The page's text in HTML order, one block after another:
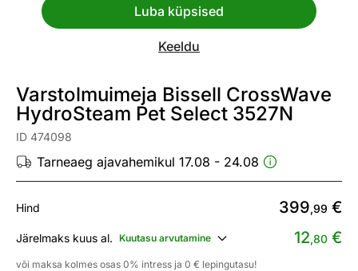
Luba küpsised
Keeldu
Go to slide 1
Go to slide 2
Go to slide 3
Go to slide 4
Go to slide 5
Go to slide 6
Go to slide 7Go to slide 9
Go to slide 10
Vaata sarnaseid
Varstolmuimeja Bissell CrossWave
HydroSteam Pet Select 3527N
ID 474098
Tarneaeg ajavahemikul 17.08 - 24.08
Hind 399,99 €
Järelmaks kuus al. Kuutasu arvutamine 12,80 €
või maksa kolmes osas 0% intress ja 0 € lepingutasu!